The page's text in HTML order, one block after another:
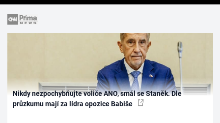
Nikdy nezpochybňujte voliče ANO, smál se Staněk. Dle
průzkumu mají za lídra opozice Babiše